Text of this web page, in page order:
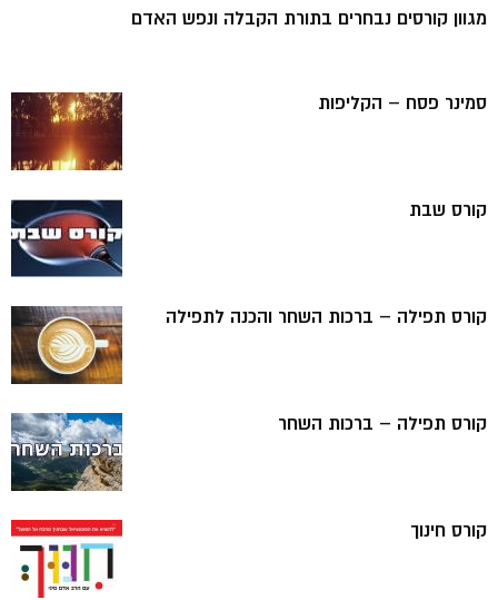
מגוון קורסים נבחרים בתורת הקבלה ונפש האדם
סמינר פסח – הקליפות
קורס שבת
קורס תפילה – ברכות השחר והכנה לתפילה
קורס תפילה – ברכות השחר
קורס חינוך